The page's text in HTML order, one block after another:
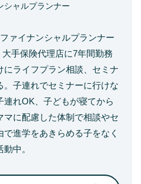
シャルプランナー
ァイナンシャルプランナー
大手保険代理店に7年間勤務
ライフプラン相談、セミナ
。子連れでセミナーに行けな
れOK、子どもが寝てから
マに配慮した体制で相談やセ
進学をあきらめる子をなく
中。